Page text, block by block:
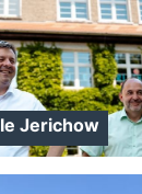
Jerichow